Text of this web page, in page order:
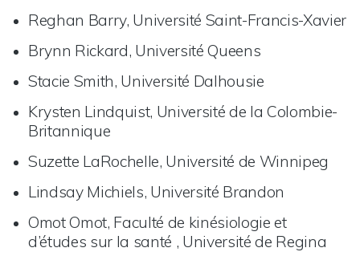
Reghan Barry, Université Saint-Francis-Xavier
Brynn Rickard, Université Queens
Stacie Smith, Université Dalhousie
Krysten Lindquist, Université de la Colombie-
Britannique
Suzette LaRochelle, Université de Winnipeg
Lindsay Michiels, Université Brandon
Omot Omot, Faculté de kinésiologie et
d’études sur la santé , Université de Regina